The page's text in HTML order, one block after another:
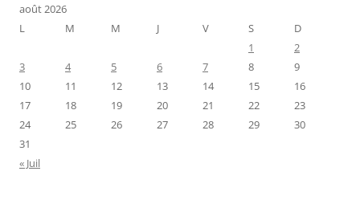
août 2026
L
M M J V S
D
1
2
3
4 5 6 7 8
9
10
11 12 13 14 15
16
17
18 19 20 21 22
23
24
25 26 27 28 29
30
31
« Juil